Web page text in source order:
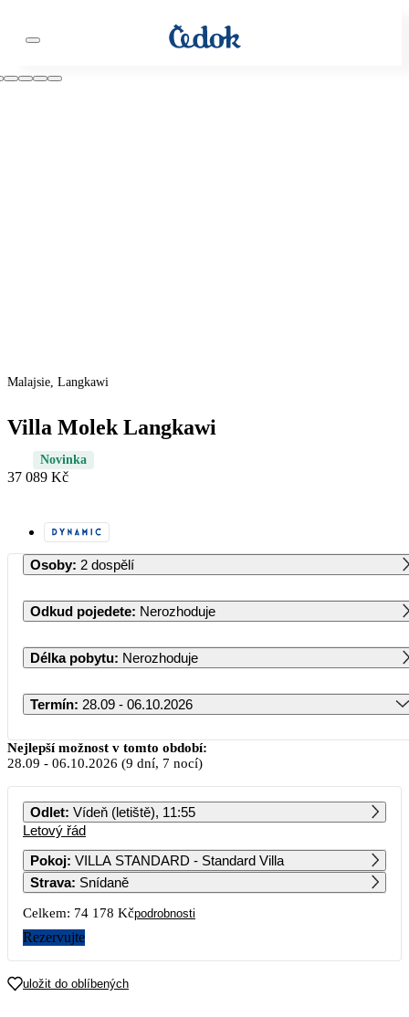
Malajsie, Langkawi
Villa Molek Langkawi
Novinka
37 089 Kč
Osoby: 2 dospělí
Odkud pojedete: Nerozhoduje
Délka pobytu: Nerozhoduje
Termín: 28.09 - 06.10.2026
Září 2026
PO ÚT ST ČT PÁ SO NE
59 659 55 029
7
57 059
21
52 959
Nejlepší možnost v tomto období:
28.09 - 06.10.2026 (9 dní, 7 nocí)
Odlet: Vídeň (letiště), 11:55
Letový řád
Pokoj: VILLA STANDARD - Standard Villa
Strava: Snídaně
Celkem: 74 178 Kčpodrobnosti
Rezervujte
uložit do oblíbených